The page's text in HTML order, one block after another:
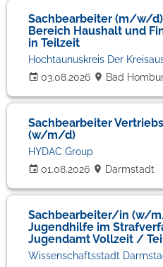
Sachbearbeiter (m/w/
Bereich Haushalt und
in Teilzeit
03.08.2026
Hochtaunuskreis Der
Bad
Sachbearbeiter
(w/m/d)
01.08.2026
HYDAC Group
Darmstadt
Sachbearbeiter/in (w/
Jugendhilfe im
Jugendamt Vollzeit /
Wissenschaftsstadt